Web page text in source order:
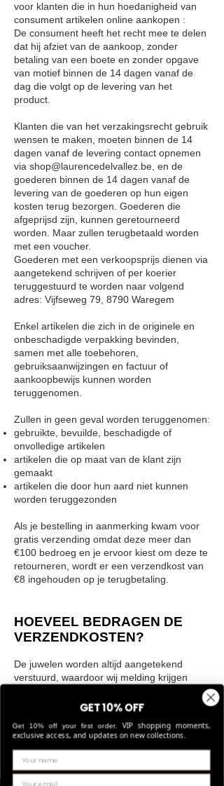
voor klanten die in hun hoedanigheid van
consument artikelen online aankopen :
De consument heeft het recht mee te delen
dat hij afziet van de aankoop, zonder
betaling van een boete en zonder opgave
van motief binnen de 14 dagen vanaf de
dag die volgt op de levering van het
product.
Klanten die van het verzakingsrecht gebruik
wensen te maken, moeten binnen de 14
dagen vanaf de levering contact opnemen
via shop@laurencedelvallez.be, en de
goederen binnen de 14 dagen vanaf de
levering van de goederen op hun eigen
kosten terug bezorgen. Goederen die
afgeprijsd zijn, kunnen geretourneerd
worden. Maar zullen terugbetaald worden
met een voucher.
Goederen met een verkoopsprijs dienen via
aangetekend schrijven of per koerier
teruggestuurd te worden naar volgend
adres: Vijfseweg 79, 8790 Waregem
Enkel artikelen die zich in de originele en
onbeschadigde verpakking bevinden,
samen met alle toebehoren,
gebruiksaanwijzingen en factuur of
aankoopbewijs kunnen worden
teruggenomen.
Zullen in geen geval worden teruggenomen:
gebruikte, bevuilde, beschadigde of
onvolledige artikelen
artikelen die op maat van de klant zijn
gemaakt
artikelen die door hun aard niet kunnen
worden teruggezonden
Als je bestelling in aanmerking kwam voor
gratis verzending omdat deze meer dan
€100 bedroeg en je ervoor kiest om deze te
retourneren, wordt er een verzendkost van
€8 ingehouden op je terugbetaling.
HOEVEEL BEDRAGEN DE
VERZENDKOSTEN?
De juwelen worden altijd aangetekend
verstuurd, waardoor wij melding krijgen
geleverd. Voor een verzending binnen
een bestelling van 100 euro, incl BTW,
worden er binnen België geen
verzendkosten aangerekend. Als je
bestelling in aanmerking kwam voor gratis
GET 10% OFF
Get 10% off your first order. VIP shopping moments,
exclusive access, and updates on new collections.